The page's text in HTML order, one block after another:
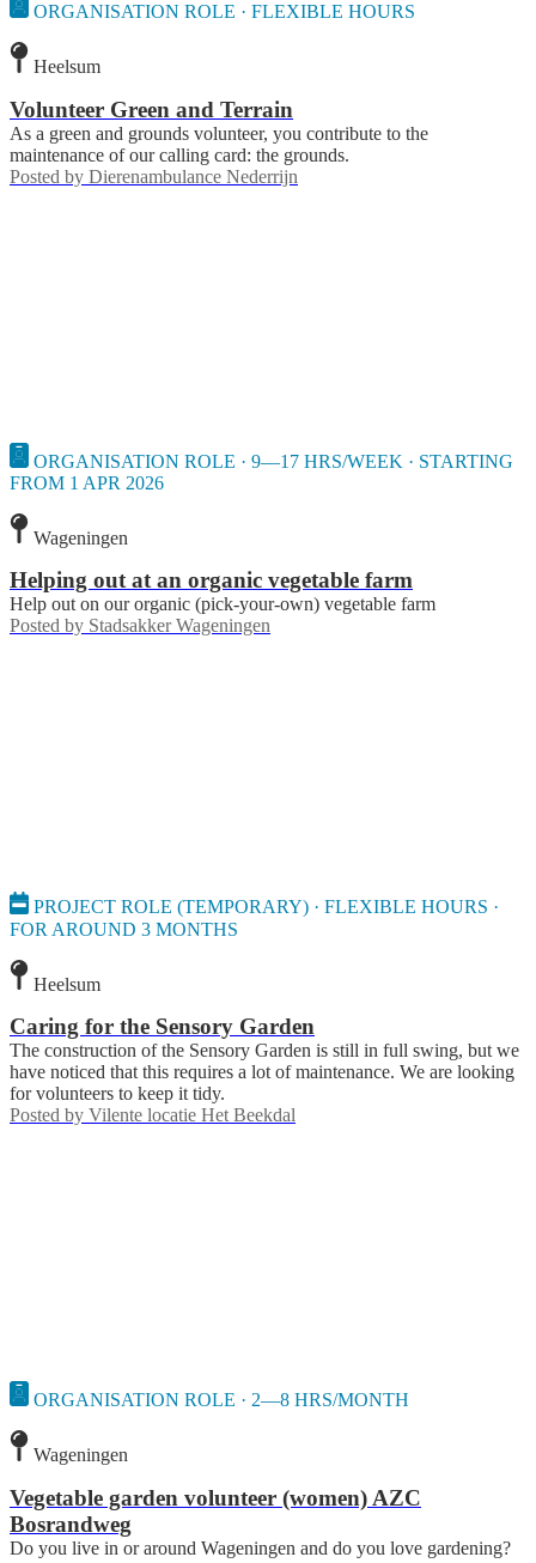
ORGANISATION ROLE · FLEXIBLE HOURS
Heelsum
Volunteer Green and Terrain
As a green and grounds volunteer, you contribute to the
maintenance of our calling card: the grounds.
Posted by Dierenambulance Nederrijn
ORGANISATION ROLE · 9—17 HRS/WEEK · STARTING
FROM 1 APR 2026
Wageningen
Helping out at an organic vegetable farm
Help out on our organic (pick-your-own) vegetable farm
Posted by Stadsakker Wageningen
PROJECT ROLE (TEMPORARY) · FLEXIBLE HOURS ·
FOR AROUND 3 MONTHS
Heelsum
Caring for the Sensory Garden
The construction of the Sensory Garden is still in full swing, but we
have noticed that this requires a lot of maintenance. We are looking
for volunteers to keep it tidy.
Posted by Vilente locatie Het Beekdal
ORGANISATION ROLE · 2—8 HRS/MONTH
Wageningen
Vegetable garden volunteer (women) AZC
Bosrandweg
Do you live in or around Wageningen and do you love gardening?